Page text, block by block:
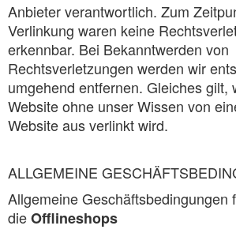
Anbieter verantwortlich. Zum
Verlinkung waren keine
erkennbar. Bei Bekanntwerden von
Rechtsverletzungen werden wir
umgehend entfernen. Gleiches gilt,
Website ohne unser Wissen von
Website aus verlinkt wird.
ALLGEMEINE
Allgemeine Geschäftsbedingungen
dieOfflineshops